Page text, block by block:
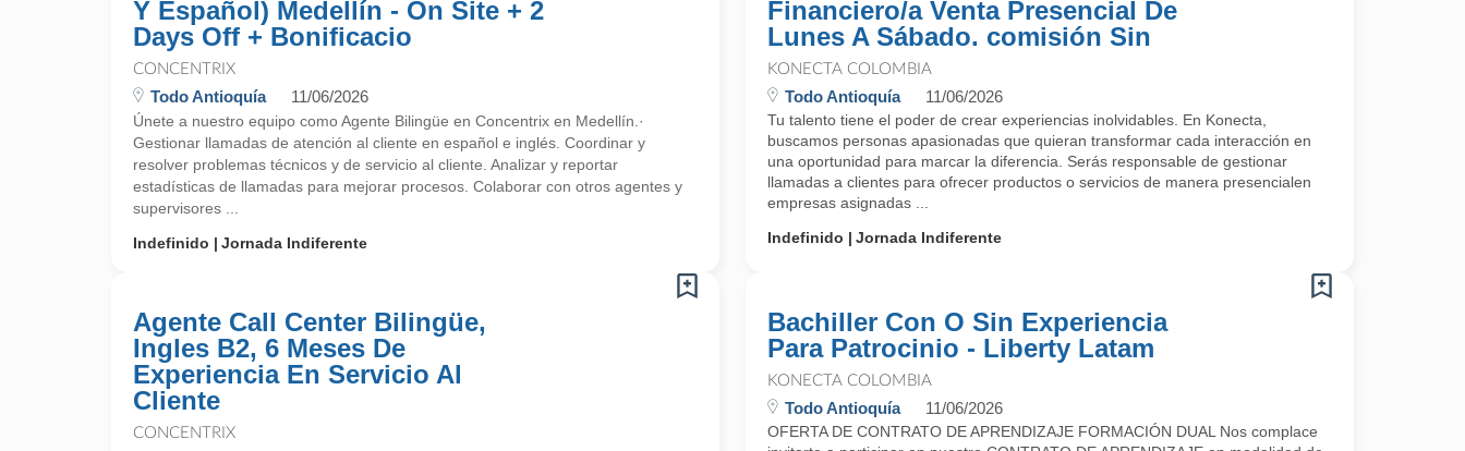
Y Español) Medellín - On Site + 2
Days Off + Bonificacio
CONCENTRIX
Todo Antioquía 11/06/2026
Únete a nuestro equipo como Agente Bilingüe en Concentrix en Medellín.·
Gestionar llamadas de atención al cliente en español e inglés. Coordinar y
resolver problemas técnicos y de servicio al cliente. Analizar y reportar
estadísticas de llamadas para mejorar procesos. Colaborar con otros agentes y
supervisores ...
Indefinido
Jornada Indiferente
Financiero/a Venta Presencial De
Lunes A Sábado. comisión Sin
KONECTA COLOMBIA
Todo Antioquía 11/06/2026
Tu talento tiene el poder de crear experiencias inolvidables. En Konecta,
buscamos personas apasionadas que quieran transformar cada interacción en
una oportunidad para marcar la diferencia. Serás responsable de gestionar
llamadas a clientes para ofrecer productos o servicios de manera presencialen
empresas asignadas ...
Indefinido
Jornada Indiferente
Agente Call Center Bilingüe,
Ingles B2, 6 Meses De
Experiencia En Servicio Al
Cliente
CONCENTRIX
Bachiller Con O Sin Experiencia
Para Patrocinio - Liberty Latam
KONECTA COLOMBIA
Todo Antioquía 11/06/2026
OFERTA DE CONTRATO DE APRENDIZAJE FORMACIÓN DUAL Nos complace